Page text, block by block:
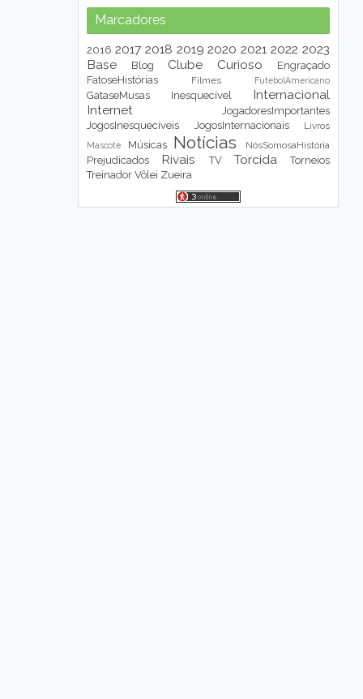
Marcadores
2016 2017 2018 2019 2020 2021 2022 2023
Base
Blog Clube Curioso
Engraçado
FatoseHistórias
Filmes FutebolAmericano
GataseMusas Inesquecível
Internacional
Internet
JogadoresImportantes
JogosInesquecíveis
JogosInternacionais Livros
Mascote Músicas Notícias NósSomosaHistória
Prejudicados Rivais TV Torcida
Torneios
Treinador Vôlei Zueira